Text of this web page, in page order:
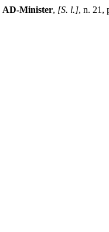
AD-Minister, [S. l.], n. 21,